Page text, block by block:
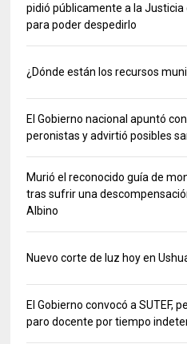
pidió públicamente a la
para poder despedirlo
¿Dónde están los recursos
El Gobierno nacional apuntó
peronistas y advirtió posibles
Murió el reconocido guía de
tras sufrir una
Albino
Nuevo corte de luz hoy en
El Gobierno convocó a SUTEF,
paro docente por tiempo